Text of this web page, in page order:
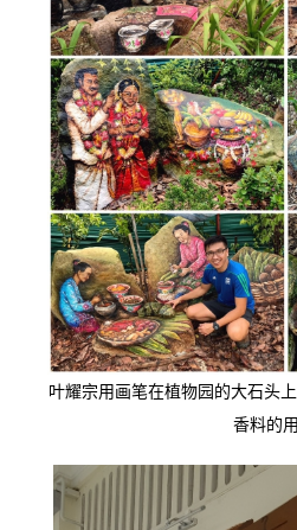
叶耀宗用画笔在植物园的大石头
香料的